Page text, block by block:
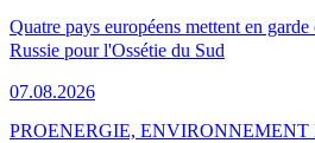
Quatre pays européens mettent en
Russie pour l'Ossétie du Sud
07.08.2026
PROENERGIE, ENVIRONNEMENT